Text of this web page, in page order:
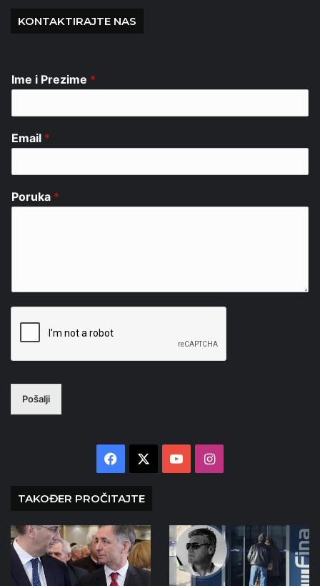
KONTAKTIRAJTE NAS
Ime i Prezime *
Email *
Poruka *
Pošalji
Facebook YouTubeInstagram
TAKOĐER PROČITAJTE